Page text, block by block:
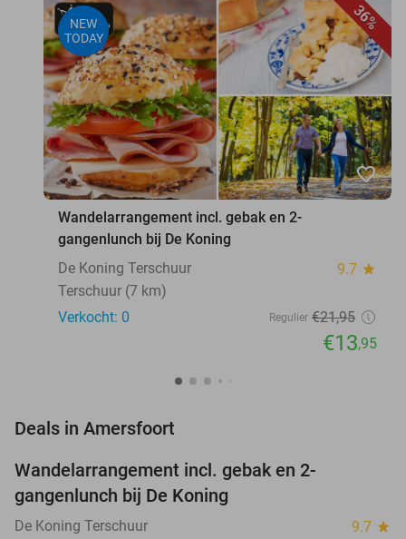
36%
NEW
TODAY
favorite_border
Wandelarrangement incl. gebak en 2-
gangenlunch bij De Koning
De Koning Terschuur
9.7 star
Terschuur (7 km)
Verkocht: 0
Regulier €21,95
€13,95
Deals in Amersfoort
TODAY
Wandelarrangement incl. gebak en 2-
gangenlunch bij De Koning
De Koning Terschuur 9.7 star